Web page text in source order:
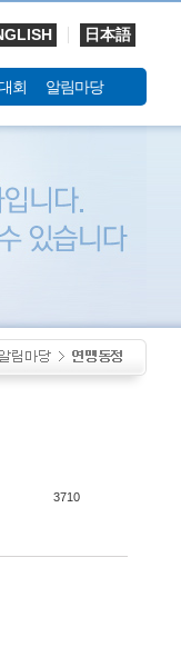
日本語
회 알림마당
3710